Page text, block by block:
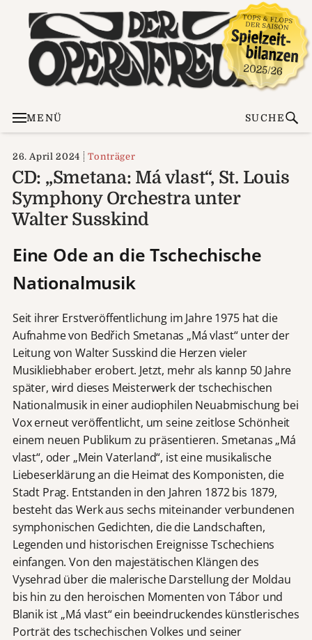
MENÜ SUCHE
26. April 2024 Tonträger
CD: „Smetana: Má vlast“, St. Louis
Symphony Orchestra unter
Walter Susskind
Eine Ode an die Tschechische
Nationalmusik
Seit ihrer Erstveröffentlichung im Jahre 1975 hat die
Aufnahme von Bedřich Smetanas „Má vlast“ unter der
Leitung von Walter Susskind die Herzen vieler
Musikliebhaber erobert. Jetzt, mehr als kannp 50 Jahre
später, wird dieses Meisterwerk der tschechischen
Nationalmusik in einer audiophilen Neuabmischung bei
Vox erneut veröffentlicht, um seine zeitlose Schönheit
einem neuen Publikum zu präsentieren. Smetanas „Má
vlast“, oder „Mein Vaterland“, ist eine musikalische
Liebeserklärung an die Heimat des Komponisten, die
Stadt Prag. Entstanden in den Jahren 1872 bis 1879,
besteht das Werk aus sechs miteinander verbundenen
symphonischen Gedichten, die die Landschaften,
Legenden und historischen Ereignisse Tschechiens
einfangen. Von den majestätischen Klängen des
Vysehrad über die malerische Darstellung der Moldau
bis hin zu den heroischen Momenten von Tábor und
Blanik ist „Má vlast“ ein beeindruckendes künstlerisches
Porträt des tschechischen Volkes und seiner